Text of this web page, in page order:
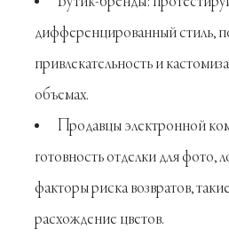
дифференцированный стиль,
привлекательность и
объемах.
Продавцы электронной
готовность отделки для фото,
факторы риска возвратов,
расхождение цветов.